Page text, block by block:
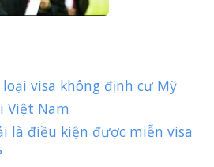
loại visa không định cư Mỹ
Việt Nam
là điều kiện được miễn visa